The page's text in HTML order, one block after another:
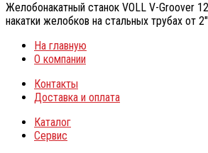
Желобонакатный станок VOLL V-Groover
накатки желобков на стальных трубах от
На главную
О компании
Контакты
Доставка и оплата
Каталог
Сервис